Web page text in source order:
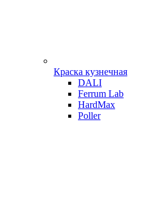
Краска кузнечная
DALI
Ferrum Lab
HardMax
Poller